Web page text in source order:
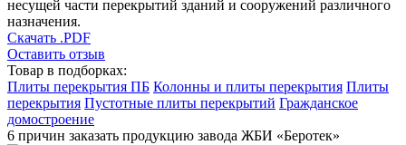
несущей части перекрытий зданий и сооружений различного
назначения.
Скачать .PDF
Оставить отзыв
Товар в подборках:
Плиты перекрытия ПБ Колонны и плиты перекрытия Плиты
перекрытия Пустотные плиты перекрытий Гражданское
домостроение
6 причин заказать продукцию завода ЖБИ «Беротек»